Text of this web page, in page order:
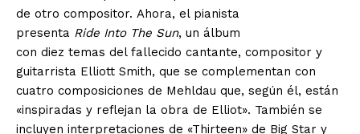
de otro compositor. Ahora, el pianista
presenta Ride Into The Sun, un álbum
con diez temas del fallecido cantante, compositor y
guitarrista Elliott Smith, que se complementan con
cuatro composiciones de Mehldau que, según él, están
«inspiradas y reflejan la obra de Elliot». También se
incluyen interpretaciones de «Thirteen» de Big Star y